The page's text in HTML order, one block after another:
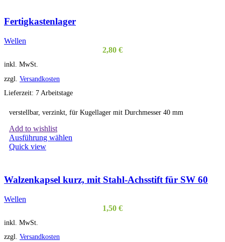
Fertigkastenlager
Wellen
2,80 €
inkl. MwSt.
zzgl. Versandkosten
Lieferzeit: 7 Arbeitstage
verstellbar, verzinkt, für Kugellager mit Durchmesser 40 mm
Add to wishlist
Ausführung wählen
auf.
Quick view
Walzenkapsel kurz, mit Stahl-Achsstift für SW 60
Wellen
1,50 €
inkl. MwSt.
zzgl. Versandkosten